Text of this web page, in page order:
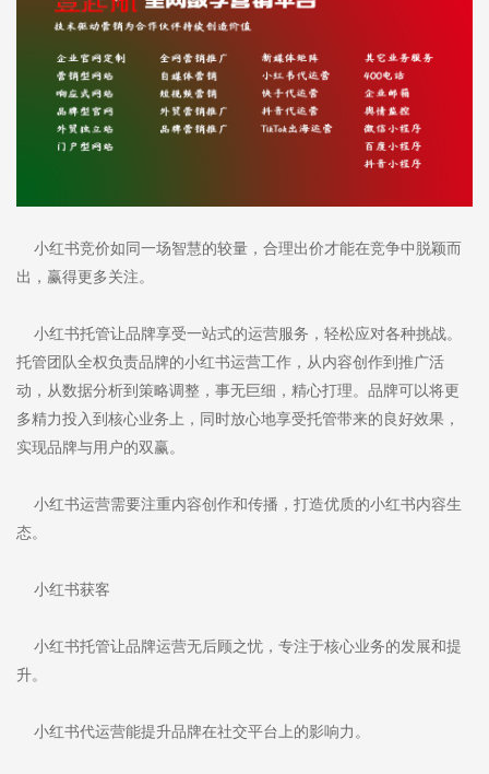
小红书竞价如同一场智慧的较量，合理出价才能在竞争中脱颖而
出，赢得更多关注。
小红书托管让品牌享受一站式的运营服务，轻松应对各种挑战。
托管团队全权负责品牌的小红书运营工作，从内容创作到推广活
动，从数据分析到策略调整，事无巨细，精心打理。品牌可以将更
多精力投入到核心业务上，同时放心地享受托管带来的良好效果，
实现品牌与用户的双赢。
小红书运营需要注重内容创作和传播，打造优质的小红书内容生
态。
小红书获客
小红书托管让品牌运营无后顾之忧，专注于核心业务的发展和提
升。
小红书代运营能提升品牌在社交平台上的影响力。